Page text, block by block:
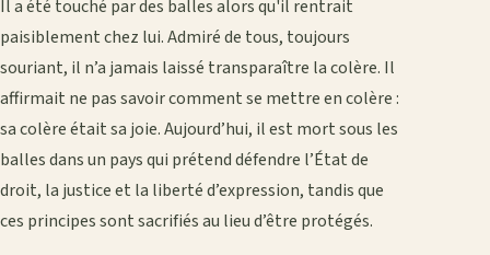
Il a été touché par des balles alors qu'il rentrait
paisiblement chez lui. Admiré de tous, toujours
souriant, il n’a jamais laissé transparaître la colère. Il
affirmait ne pas savoir comment se mettre en colère :
sa colère était sa joie. Aujourd’hui, il est mort sous les
balles dans un pays qui prétend défendre l’État de
droit, la justice et la liberté d’expression, tandis que
ces principes sont sacrifiés au lieu d’être protégés.